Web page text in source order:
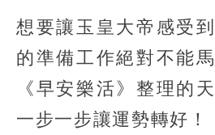
想要讓玉皇大帝感受
的準備工作絕對不能
《早安樂活》整理的
一步一步讓運勢轉好！